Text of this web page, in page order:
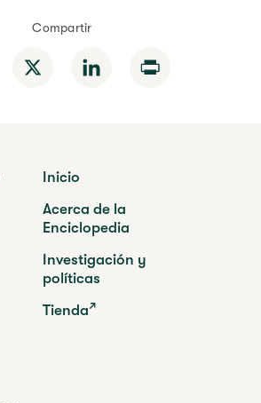
Compartir
LinkedIn
Inicio
Acerca de la
Enciclopedia
Investigación y
políticas
Tienda